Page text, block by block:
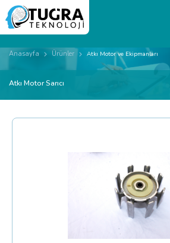
Anasayfa Ürünler Atkı Motor ve Ekipmanları
Atkı Motor Sarıcı